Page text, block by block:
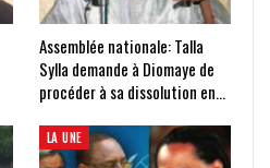
Assemblée nationale: Talla
Sylla demande à Diomaye de
procéder à sa dissolution en…
LA UNE